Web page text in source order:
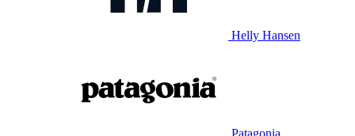
Helly Hansen
Patagonia